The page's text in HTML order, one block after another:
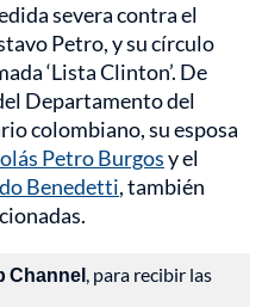
severa contra el
Petro, y su círculo
‘Lista Clinton’. De
Departamento del
colombiano, su esposa
Petro Burgosy el
Benedetti, también
Channel, para recibir las